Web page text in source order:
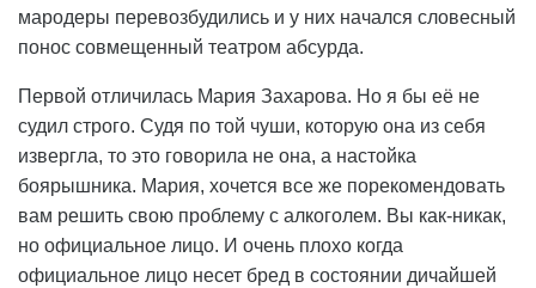
мародеры перевозбудились и у них начался словесный
понос совмещенный театром абсурда.
Первой отличилась Мария Захарова. Но я бы её не
судил строго. Судя по той чуши, которую она из себя
извергла, то это говорила не она, а настойка
боярышника. Мария, хочется все же порекомендовать
вам решить свою проблему с алкоголем. Вы как-никак,
но официальное лицо. И очень плохо когда
официальное лицо несет бред в состоянии дичайшей